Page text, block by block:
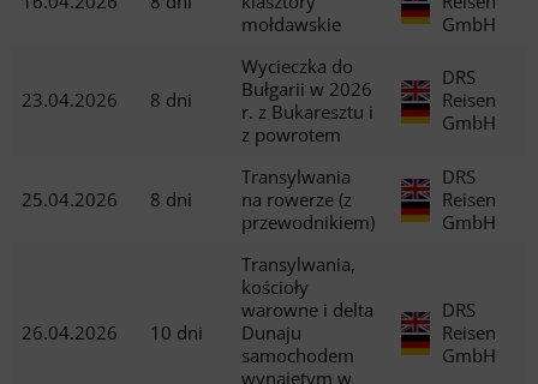
mołdawskie
GmbH
23.04.2026 8 dni
Wycieczka do
Bułgarii w 2026
r. z Bukaresztu i
z powrotem
DRS
Reisen
GmbH
25.04.2026 8 dni
Transylwania
na rowerze (z
przewodnikiem)
DRS
Reisen
GmbH
26.04.2026 10 dni
Transylwania,
kościoły
warowne i delta
Dunaju
samochodem
wynajętym w
DRS
Reisen
GmbH